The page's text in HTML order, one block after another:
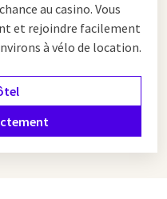
au casino. Vous
et rejoindre facilement
à vélo de location.